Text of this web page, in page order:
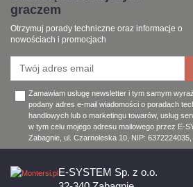
graczem
Otrzymuj porady techniczne oraz informacje o
nowościach i promocjach
Zamawiam usługę newsletter i tym samym
podany adres e-mail wiadomości o poradach
handlowych lub o marketingu towarów, usług
w tym celu mojego adresu mailowego przez E-
Zabagnie, ul. Czarnoleska 10, NIP:
E-SYSTEM Sp. z o.o.